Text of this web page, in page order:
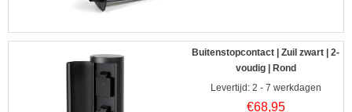
Buitenstopcontact | Zuil zwart | 2-
voudig | Rond
Levertijd: 2 - 7 werkdagen
€68,95